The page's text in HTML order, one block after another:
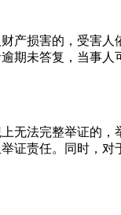
产损害的，受害人
期未答复，当事人
无法完整举证的，
证责任。同时，对